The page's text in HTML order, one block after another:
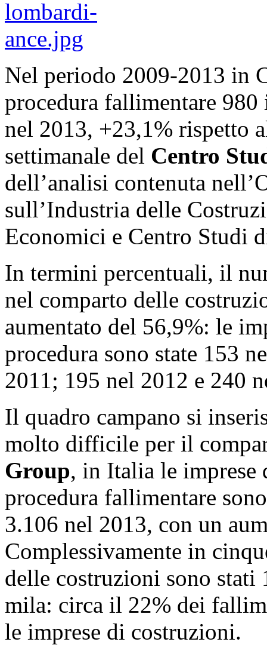
Nel periodo 2009-2013 in
procedura fallimentare
nel 2013, +23,1% rispetto
settimanale del Centro
dell’analisi contenuta
sull’Industria delle
Economici e Centro Studi
In termini percentuali, il
nel comparto delle
aumentato del 56,9%: le
procedura sono state 153
2011; 195 nel 2012 e 240
Il quadro campano si
molto difficile per il
Group, in Italia le imprese
procedura fallimentare
3.106 nel 2013, con un
Complessivamente in
delle costruzioni sono stati
mila: circa il 22% dei
le imprese di costruzioni.